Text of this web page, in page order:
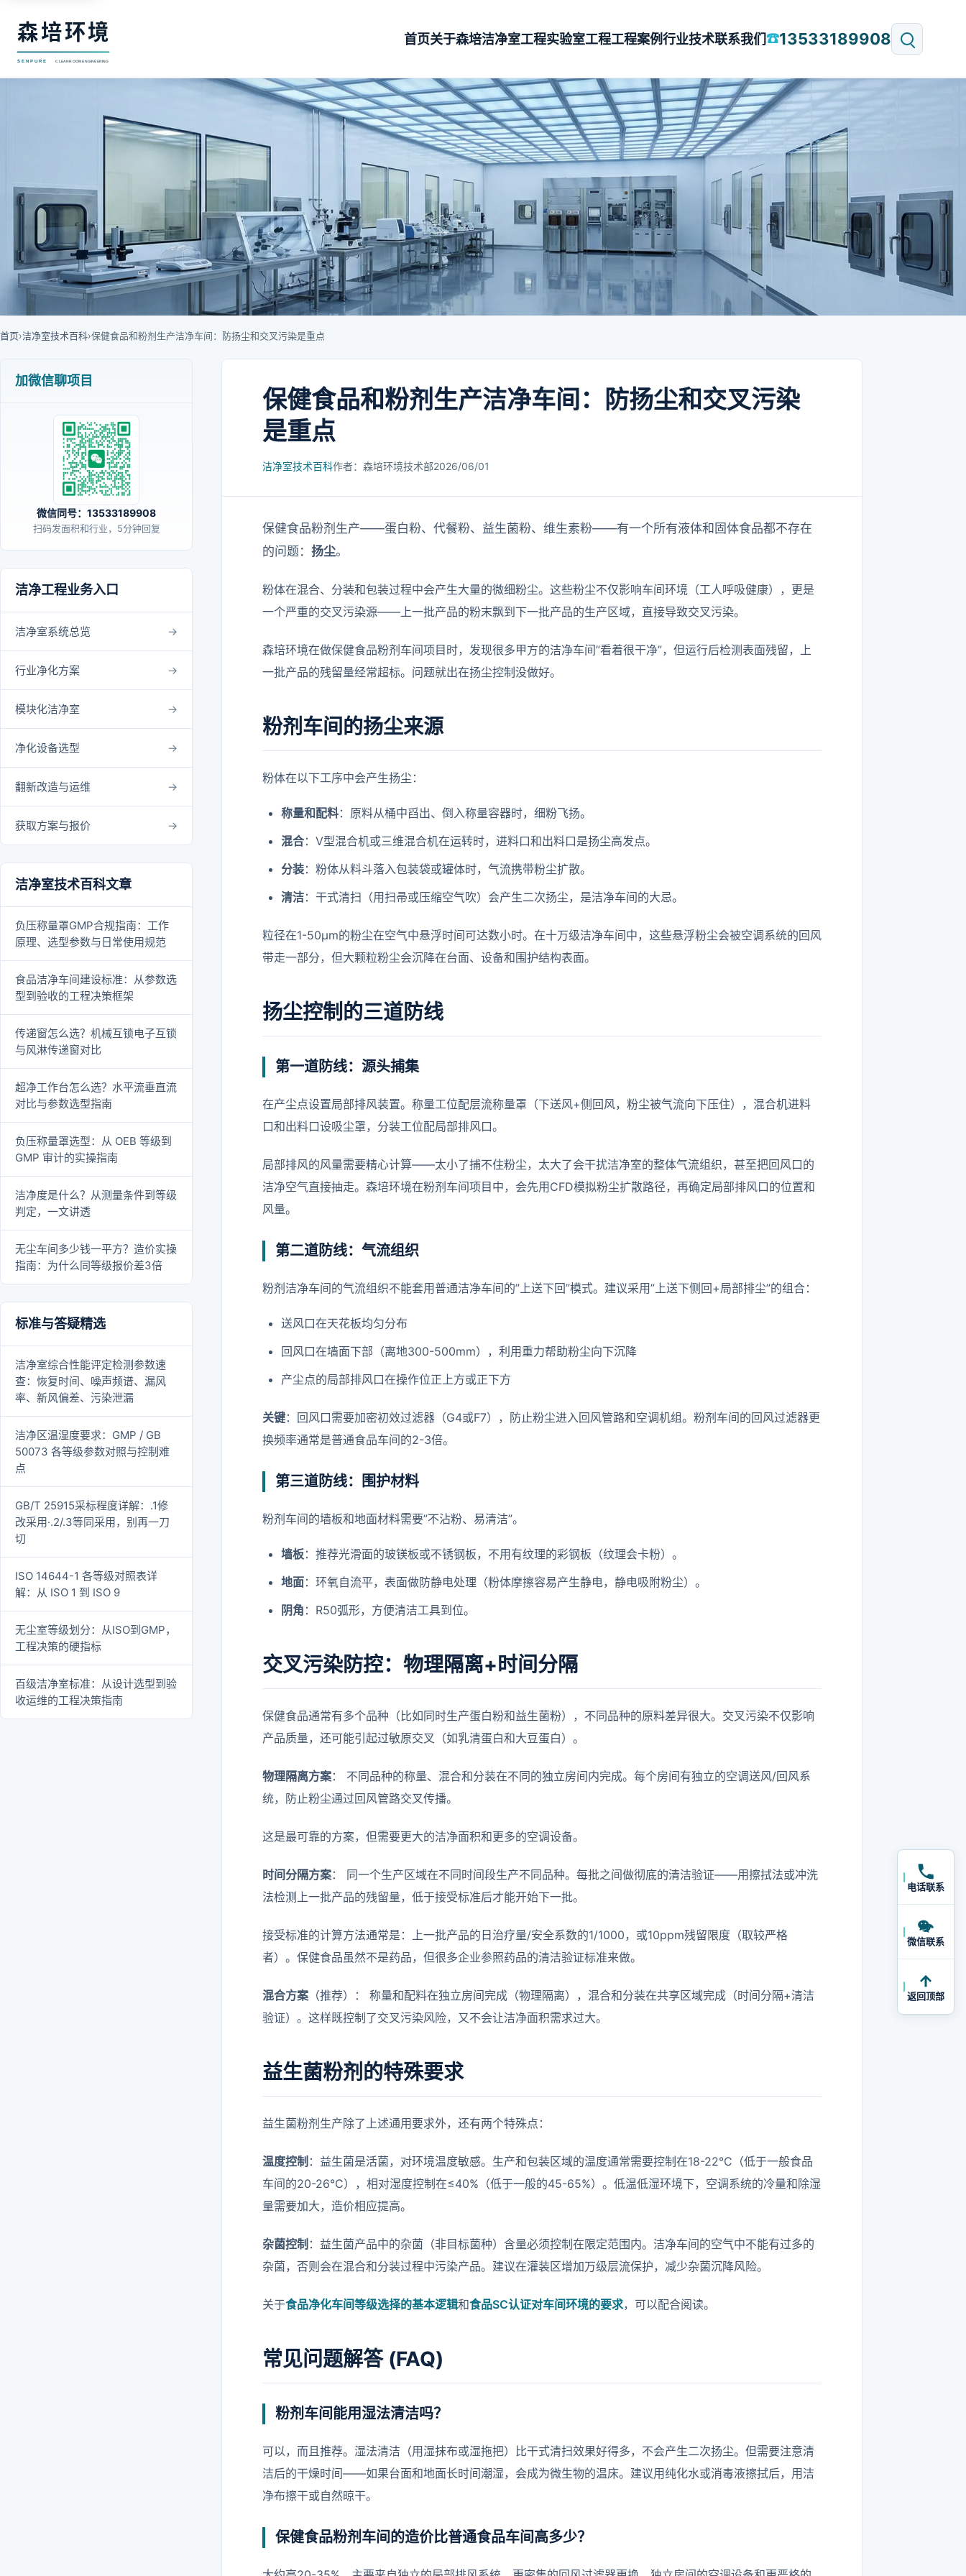
首页关于森培洁净室工程实验室工程工程案例行业技术联系我们☎13533189908
首页›洁净室技术百科›保健食品和粉剂生产洁净车间：防扬尘和交叉污染是重点
加微信聊项目
微信同号：13533189908
扫码发面积和行业，5分钟回复
洁净工程业务入口
洁净室系统总览
行业净化方案
模块化洁净室
净化设备选型
翻新改造与运维
获取方案与报价
洁净室技术百科文章
负压称量罩GMP合规指南：工作
原理、选型参数与日常使用规范
食品洁净车间建设标准：从参数选
型到验收的工程决策框架
传递窗怎么选？机械互锁电子互锁
与风淋传递窗对比
超净工作台怎么选？水平流垂直流
对比与参数选型指南
负压称量罩选型：从 OEB 等级到
GMP 审计的实操指南
洁净度是什么？从测量条件到等级
判定，一文讲透
无尘车间多少钱一平方？造价实操
指南：为什么同等级报价差3倍
标准与答疑精选
洁净室综合性能评定检测参数速
查：恢复时间、噪声频谱、漏风
率、新风偏差、污染泄漏
洁净区温湿度要求：GMP / GB
50073 各等级参数对照与控制难
点
GB/T 25915采标程度详解：.1修
改采用·.2/.3等同采用，别再一刀
切
ISO 14644-1 各等级对照表详
解：从 ISO 1 到 ISO 9
无尘室等级划分：从ISO到GMP，
工程决策的硬指标
百级洁净室标准：从设计选型到验
收运维的工程决策指南
保健食品和粉剂生产洁净车间：防扬尘和交叉污染
是重点
洁净室技术百科作者：森培环境技术部2026/06/01
保健食品粉剂生产——蛋白粉、代餐粉、益生菌粉、维生素粉——有一个所有液体和固体食品都不存在
的问题： 扬尘。
粉体在混合、分装和包装过程中会产生大量的微细粉尘。这些粉尘不仅影响车间环境（工人呼吸健康），更是
一个严重的交叉污染源——上一批产品的粉末飘到下一批产品的生产区域，直接导致交叉污染。
森培环境在做保健食品粉剂车间项目时，发现很多甲方的洁净车间”看着很干净”，但运行后检测表面残留，上
一批产品的残留量经常超标。问题就出在扬尘控制没做好。
粉剂车间的扬尘来源
粉体在以下工序中会产生扬尘：
称量和配料：原料从桶中舀出、倒入称量容器时，细粉飞扬。
混合：V型混合机或三维混合机在运转时，进料口和出料口是扬尘高发点。
分装：粉体从料斗落入包装袋或罐体时，气流携带粉尘扩散。
清洁：干式清扫（用扫帚或压缩空气吹）会产生二次扬尘，是洁净车间的大忌。
粒径在1-50μm的粉尘在空气中悬浮时间可达数小时。在十万级洁净车间中，这些悬浮粉尘会被空调系统的回风
带走一部分，但大颗粒粉尘会沉降在台面、设备和围护结构表面。
扬尘控制的三道防线
第一道防线：源头捕集
在产尘点设置局部排风装置。称量工位配层流称量罩（下送风+侧回风，粉尘被气流向下压住），混合机进料
口和出料口设吸尘罩，分装工位配局部排风口。
局部排风的风量需要精心计算——太小了捕不住粉尘，太大了会干扰洁净室的整体气流组织，甚至把回风口的
洁净空气直接抽走。森培环境在粉剂车间项目中，会先用CFD模拟粉尘扩散路径，再确定局部排风口的位置和
风量。
第二道防线：气流组织
粉剂洁净车间的气流组织不能套用普通洁净车间的”上送下回”模式。建议采用”上送下侧回+局部排尘”的组合：
送风口在天花板均匀分布
回风口在墙面下部（离地300-500mm），利用重力帮助粉尘向下沉降
产尘点的局部排风口在操作位正上方或正下方
关键：回风口需要加密初效过滤器（G4或F7），防止粉尘进入回风管路和空调机组。粉剂车间的回风过滤器更
换频率通常是普通食品车间的2-3倍。
第三道防线：围护材料
粉剂车间的墙板和地面材料需要”不沾粉、易清洁”。
墙板：推荐光滑面的玻镁板或不锈钢板，不用有纹理的彩钢板（纹理会卡粉）。
地面：环氧自流平，表面做防静电处理（粉体摩擦容易产生静电，静电吸附粉尘）。
阴角 ：R50弧形，方便清洁工具到位。
交叉污染防控：物理隔离+时间分隔
保健食品通常有多个品种（比如同时生产蛋白粉和益生菌粉），不同品种的原料差异很大。交叉污染不仅影响
产品质量，还可能引起过敏原交叉（如乳清蛋白和大豆蛋白）。
物理隔离方案： 不同品种的称量、混合和分装在不同的独立房间内完成。每个房间有独立的空调送风/回风系
统，防止粉尘通过回风管路交叉传播。
这是最可靠的方案，但需要更大的洁净面积和更多的空调设备。
时间分隔方案： 同一个生产区域在不同时间段生产不同品种。每批之间做彻底的清洁验证——用擦拭法或冲洗
法检测上一批产品的残留量，低于接受标准后才能开始下一批。
接受标准的计算方法通常是：上一批产品的日治疗量/安全系数的1/1000，或10ppm残留限度（取较严格
者）。保健食品虽然不是药品，但很多企业参照药品的清洁验证标准来做。
混合方案 （推荐）： 称量和配料在独立房间完成（物理隔离），混合和分装在共享区域完成（时间分隔+清洁
验证）。这样既控制了交叉污染风险，又不会让洁净面积需求过大。
益生菌粉剂的特殊要求
益生菌粉剂生产除了上述通用要求外，还有两个特殊点：
温度控制 ：益生菌是活菌，对环境温度敏感。生产和包装区域的温度通常需要控制在18-22°C（低于一般食品
车间的20-26°C），相对湿度控制在≤40%（低于一般的45-65%）。低温低湿环境下，空调系统的冷量和除湿
量需要加大，造价相应提高。
杂菌控制 ：益生菌产品中的杂菌（非目标菌种）含量必须控制在限定范围内。洁净车间的空气中不能有过多的
杂菌，否则会在混合和分装过程中污染产品。建议在灌装区增加万级层流保护，减少杂菌沉降风险。
关于食品净化车间等级选择的基本逻辑和食品SC认证对车间环境的要求，可以配合阅读。
常见问题解答 (FAQ)
粉剂车间能用湿法清洁吗？
可以，而且推荐。湿法清洁（用湿抹布或湿拖把）比干式清扫效果好得多，不会产生二次扬尘。但需要注意清
洁后的干燥时间——如果台面和地面长时间潮湿，会成为微生物的温床。建议用纯化水或消毒液擦拭后，用洁
净布擦干或自然晾干。
保健食品粉剂车间的造价比普通食品车间高多少？
电话联系
微信联系
返回顶部